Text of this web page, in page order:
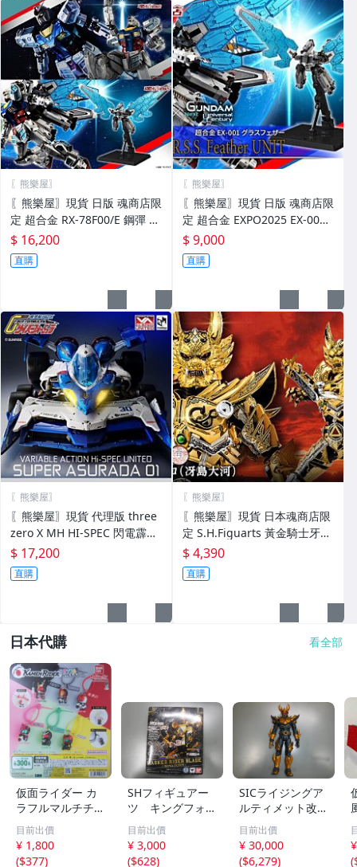
〖熊樂屋〗
〖熊樂屋〗現貨 日版 魂商店限
定 超合金 RX-78F00/E 鋼彈 R
e:PACKAGE +EX-001璃羽裝備
$ 16,200
直購
〖熊樂屋〗
〖熊樂屋〗現貨 日版 魂商店限
定 超合金 EXPO2025 EX-001
鋼彈 璃羽裝備 無本體
$ 9,000
直購
〖熊樂屋〗
〖熊樂屋〗現貨 代理版 three
zero X MH HI-SPEC 閃電霹靂
車 超級阿斯拉01 完全變形 附
展示盒
$ 17,200
直購
〖熊樂屋〗
〖熊樂屋〗現貨 日本魂商店限
定 S.H.Figuarts 黃金騎士牙狼
冴島大河 真骨彫製法 真骨雕
$ 4,390
直購
日本代購 看全部
仮面ライダー カ
ラフルマルチチャ
ーム 全6種セット
ガシャポン
目前出價
¥ 1,800
($377)
SHフィギュアー
ツ キングフォー
ム未開封品
目前出價
¥ 3,000
($628)
SICライジングア
ルティメット改造
目前出價
¥ 30,000
($6,279)
(